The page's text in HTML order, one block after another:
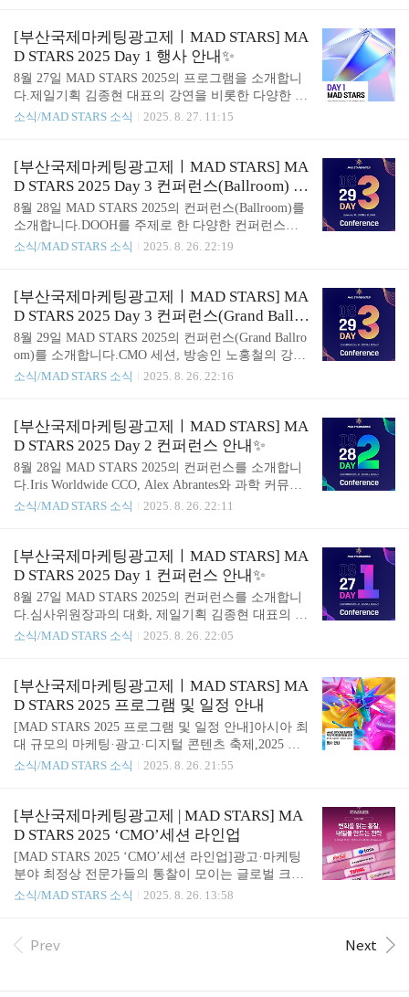
니케이터 궤도◾13:30｜Inbrax의 Pancho Gonzalez◾14:
00｜the SMC의 김용태​◾14:30｜Cheil의 Alejandro Di
Trolio◾15:00｜Black Cat White Cat Music의 Erik Reiff
◾15:30｜Our LEGO Agency of The LEGO Group의 Ni
no Gupana​◾16:00｜StrategyX의 Yoshi Matsu..
[부산국제마케팅광고제ㅣMAD STARS] MA
D STARS 2025 Day 1 행사 안내✨
8월 27일 MAD STARS 2025의 프로그램을 소개합니
다.제일기획 김종현 대표의 강연을 비롯한 다양한 컨
퍼런스와 함께개막식과 오프닝 갈라가 진행될 예정
ro Di TrolioIris Worldwide의 Alex AbrantesMcCANN
의 Ashish ChakravartyMeta의 Tawana Murphy Burnett
MAD STARS의 Sangsoo Chong​◾13:30｜백원장(애니
포인트미디어)◾14:00｜Snap Inc의 Samer Lahoud​◾14:
30｜TBWA＼ Media Arts Lab Tokyo의 Ricardo Adolfo
◾15:00｜백승록(C..
소식/MAD STARS 소식 2025. 8. 27. 11:15
[부산국제마케팅광고제ㅣMAD STARS] MA
D STARS 2025 Day 3 컨퍼런스(Ballroom) 안
내✨
8월 28일 MAD STARS 2025의 컨퍼런스(Ballroom)를
소개합니다.DOOH를 주제로 한 다양한 컨퍼런스가
진행될 예정입니다. ◾13:00｜이승현(이노션) & 배형
BOARD Inc.의 Nakaba Karasawa ◾15:00｜박현(현대퓨
처넷) 📅 MAD STARS 20252025년 8월 27일(수) ~ 8
월 29일(금) ｜ 시그니엘 부산 및 해운대 일원👉🏻MAD
STARS 2025 홈페이지 바로 가기👈🏻
소식/MAD STARS 소식 2025. 8. 26. 22:19
[부산국제마케팅광고제ㅣMAD STARS] MA
D STARS 2025 Day 3 컨퍼런스(Grand Ballro
om) 안내✨
8월 29일 MAD STARS 2025의 컨퍼런스(Grand Ballro
om)를 소개합니다.CMO 세션, 방송인 노홍철의 강연
을 비롯한다양한 주제의 컨퍼런스가 진행될 예정입
MO in Flux] 변화의 파도를 타는 리더의 시선서권석
(티빙), 전준범(아워홈), 조준형(쏘카) ◾15:00｜Dentsu
Inc.의 Yusuke Sato ◾15:30｜Eva Nosidam - VaynerX의
Andrea Ogunbadejo ◾16:00｜노홍철(방송인) ◾16:30｜
AI 시대 속 Bespoke AI 캠페인이 헤리티지를 만드는
법김연아(광고모델, 전 피겨스케이팅 선수), 김경태
소식/MAD STARS 소식 2025. 8. 26. 22:16
[부산국제마케팅광고제ㅣMAD STARS] MA
D STARS 2025 Day 2 컨퍼런스 안내✨
8월 28일 MAD STARS 2025의 컨퍼런스를 소개합니
다.Iris Worldwide CCO, Alex Abrantes와 과학 커뮤니
케이터 궤도의 강연을 비롯한 다양한 주제의 컨퍼런
도 ◾13:30｜Inbrax의 Pancho Gonzalez ◾14:00｜the SM
C의 김용태 ◾14:30｜Cheil의 Alejandro Di Trolio◾15:0
0｜Black Cat White Cat Music의 Erik Reiff ◾15:30｜O
ur LEGO Agency of The LEGO Group의 Nino Gupana
◾16:00｜StrategyX의 Yoshi Matsuur..
소식/MAD STARS 소식 2025. 8. 26. 22:11
[부산국제마케팅광고제ㅣMAD STARS] MA
D STARS 2025 Day 1 컨퍼런스 안내✨
8월 27일 MAD STARS 2025의 컨퍼런스를 소개합니
다.심사위원장과의 대화, 제일기획 김종현 대표의 강
연을 비롯한다양한 주제의 컨퍼런스가 진행될 예정
ndro Di TrolioIris Worldwide의 Alex AbrantesMcCAN
N의 Ashish ChakravartyMeta의 Tawana Murphy Burnett
MAD STARS의 Sangsoo Chong◾13:30｜애니포인트미
디어의 백원장◾14:00｜Snap Inc의 Samer Lahoud◾14:3
0｜TBWA＼ Media Arts Lab Tokyo의 Ricardo Adolfo◾
15:00｜CJ메조미디어의 ..
소식/MAD STARS 소식 2025. 8. 26. 22:05
[부산국제마케팅광고제ㅣMAD STARS] MA
D STARS 2025 프로그램 및 일정 안내
[MAD STARS 2025 프로그램 및 일정 안내]​아시아 최
대 규모의 마케팅·광고·디지털 콘텐츠 축제,2025 부
산국제마케팅광고제(MAD STARS 2025)가드디어 내
AI 광고 마케팅 시대’입니다.AI를 비롯해 광고·마케
팅 산업 전반의 변화를 짚어보고, 앞으로 펼쳐질 미
래를 함께 이야기합니다. 이번 행사는 특히 업계 전
문가들을 위한 깊이 있는 프로그램으로 준비되었습
니다.최신 트렌드와 혁신적인 전략, 그리고 전 세계
에서 주목받은 성공 사례들을 한 자리에서 만나볼 수
가득한 컨퍼런스◾ 전문가 수상작 전시 & 비즈니스
마켓◾ 차세대..
소식/MAD STARS 소식 2025. 8. 26. 21:55
[부산국제마케팅광고제 | MAD STARS] MA
D STARS 2025 ‘CMO’세션 라인업
[MAD STARS 2025 ‘CMO’세션 라인업]광고·마케팅
분야 최정상 전문가들의 통찰이 모이는 글로벌 크리
에이티브 축제,2025 부산국제마케팅광고제(MAD ST
ef Marketing Officer)를 집중 조명하는 새로운 세션,
소식/MAD STARS 소식 2025. 8. 26. 13:58
Prev Next